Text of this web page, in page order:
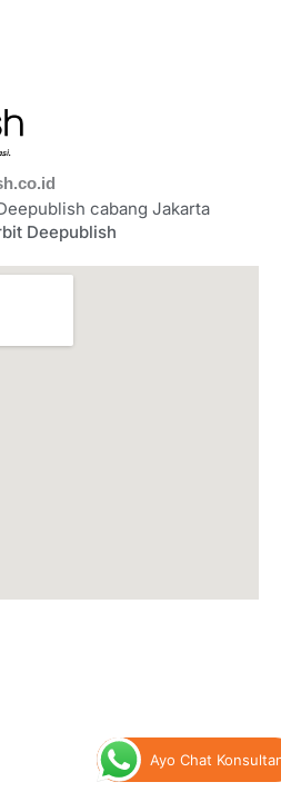
cabang Jakarta
Deepublish
Ayo Chat